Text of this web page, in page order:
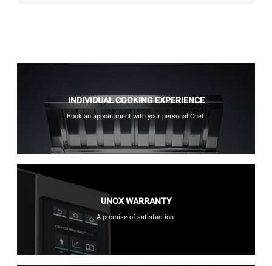
INDIVIDUAL COOKING EXPERIENCE
Book an appointment with your personal Chef.
UNOX WARRANTY
A promise of satisfaction.